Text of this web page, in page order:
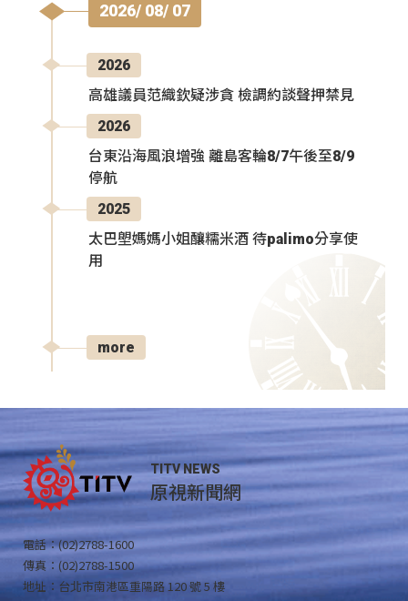
2026/ 08/ 07
2026
高雄議員范織欽疑涉貪 檢調約談聲押禁見
2026
台東沿海風浪增強 離島客輪8/7午後至8/9
停航
2025
太巴塱媽媽小姐釀糯米酒 待palimo分享使
用
more
TITV NEWS
原視新聞網
電話：(02)2788-1600
傳真：(02)2788-1500
地址：台北市南港區重陽路 120 號 5 樓